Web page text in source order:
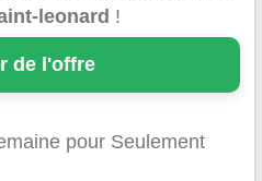
leonard !
de l'offre
pour Seulement